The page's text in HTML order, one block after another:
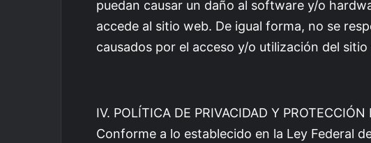
puedan causar un daño al software y/o
accede al sitio web. De igual forma, no se
causados por el acceso y/o utilización del sitio
IV. POLÍTICA DE PRIVACIDAD Y PROTECCIÓN
Conforme a lo establecido en la Ley Federal